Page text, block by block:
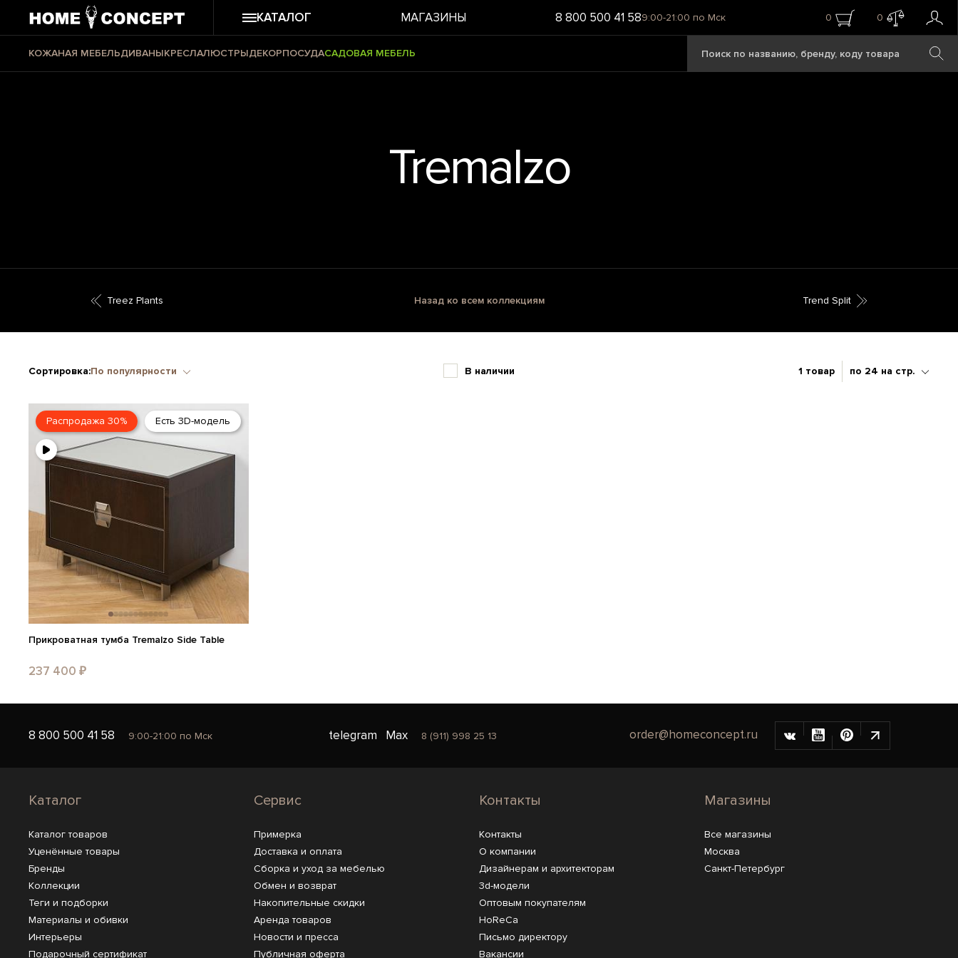
КАТАЛОГ МАГАЗИНЫ 8 800 500 41 589:00-21:00 по Мск 0 0
КОЖАНАЯ МЕБЕЛЬДИВАНЫКРЕСЛАЛЮСТРЫДЕКОРПОСУДАСАДОВАЯ МЕБЕЛЬ
Tremalzo
Treez Plants Назад ко всем коллекциям Trend Split
Сортировка:По популярности В наличии 1 товар по 24 на стр.
Распродажа 30% Есть 3D-модель
Прикроватная тумба Tremalzo Side Table
237 400 ₽
8 800 500 41 58 9:00-21:00 по Мск telegram Max 8 (911) 998 25 13 order@homeconcept.ru
Каталог
Каталог товаров
Уценённые товары
Бренды
Коллекции
Теги и подборки
Материалы и обивки
Интерьеры
Подарочный сертификат
Сервис
Примерка
Доставка и оплата
Сборка и уход за мебелью
Обмен и возврат
Накопительные скидки
Аренда товаров
Новости и пресса
Публичная оферта
Контакты
Контакты
О компании
Дизайнерам и архитекторам
3d-модели
Оптовым покупателям
HoReCa
Письмо директору
Вакансии
Магазины
Все магазины
Москва
Санкт-Петербург